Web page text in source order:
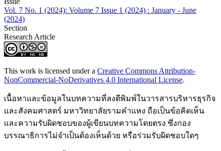
Vol. 7 No. 1 (2024): Volume 7 Issue 1 (2024) : January - June
(2024)
Section
Research Article
This work is licensed under a Creative Commons Attribution-
NonCommercial-NoDerivatives 4.0 International License.
เนื้อหาและข้อมูลในบทความที่ลงตีพิมพ์ในวารสารบริหารธุรกิจ
และสังคมศาสตร์ มหาวิทยาลัยรามคำแหง ถือเป็นข้อคิดเห็น
และความรับผิดชอบของผู้เขียนบทความโดยตรง ซึ่งกอง
บรรณาธิการไม่จำเป็นต้องเห็นด้วย หรือร่วมรับผิดชอบใดๆ